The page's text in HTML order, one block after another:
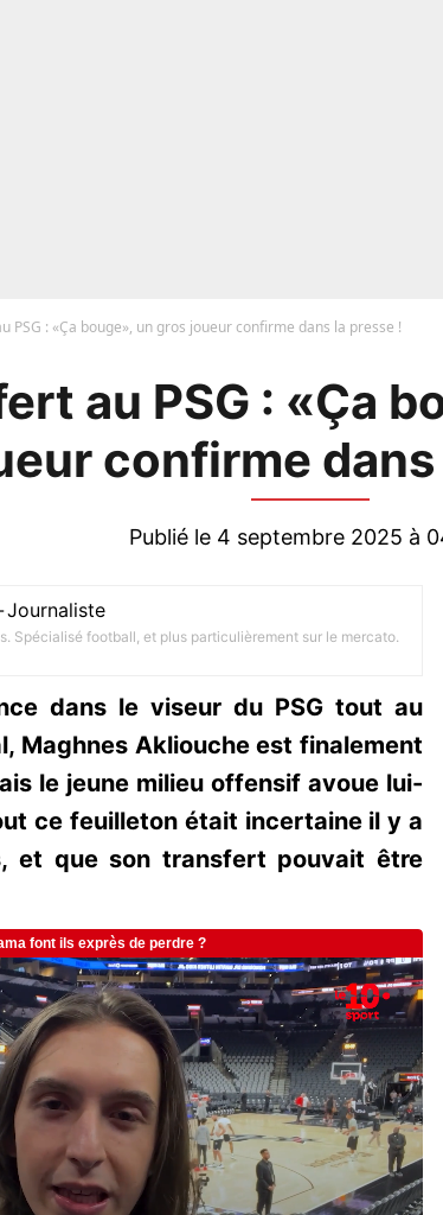
PSG : «Ça bouge», un gros joueur confirme dans la presse !
au PSG : «Ça
confirme dans
Publié le 4 septembre 2025 à
Journaliste
Spécialisé football, et plus particulièrement sur le mercato.
dans le viseur du PSG tout au
Maghnes Akliouche est finalement
le jeune milieu offensif avoue lui-
ce feuilleton était incertaine il y a
et que son transfert pouvait être